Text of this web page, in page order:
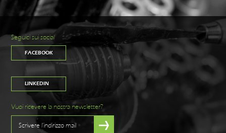
Seguici sui social
FACEBOOK
LINKEDIN
Vuoi ricevere la nostra newsletter?